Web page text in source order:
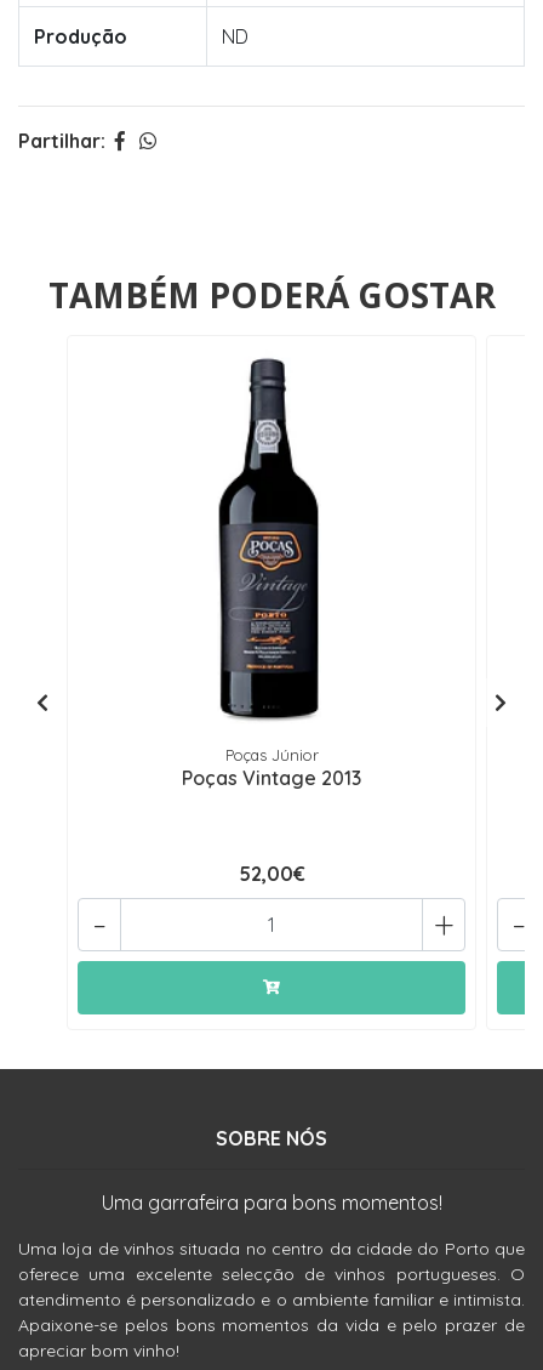
Produção ND
Partilhar:
TAMBÉM PODERÁ GOSTAR
Poças Júnior
Poças Vintage 2013
52,00€
+
- -
SOBRE NÓS
Uma garrafeira para bons momentos!
Uma loja de vinhos situada no centro da cidade do Porto que
oferece uma excelente selecção de vinhos portugueses. O
atendimento é personalizado e o ambiente familiar e intimista.
Apaixone-se pelos bons momentos da vida e pelo prazer de
apreciar bom vinho!